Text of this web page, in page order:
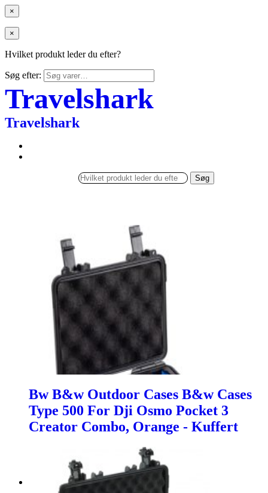
×
×
Hvilket produkt leder du efter?
Søg efter:
Travelshark
Travelshark
Søg
Bw B&w Outdoor Cases B&w Cases
Type 500 For Dji Osmo Pocket 3
Creator Combo, Orange - Kuffert